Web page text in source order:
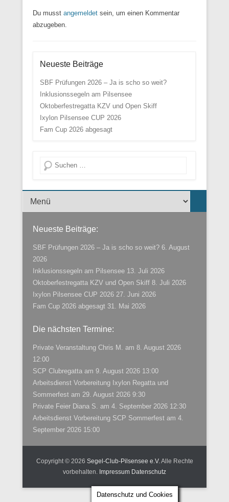
Du musst angemeldet sein, um einen Kommentar
abzugeben.
Neueste Beiträge
SBF Prüfungen 2026 – Ja is scho so weit?
Inklusionssegeln am Pilsensee
Oktoberfestregatta KZV und Open Skiff
Ixylon Pilsensee CUP 2026
Fam Cup 2026 abgesagt
Suche
Menü der Fußzeile
Neueste Beiträge:
SBF Prüfungen 2026 – Ja is scho so weit? 6. August
2026
Inklusionssegeln am Pilsensee 13. Juli 2026
Oktoberfestregatta KZV und Open Skiff 8. Juli 2026
Ixylon Pilsensee CUP 2026 27. Juni 2026
Fam Cup 2026 abgesagt 31. Mai 2026
Die nächsten Termine:
Private Veranstaltung Chris M.
am 8. August 2026
12:00
SCP Clubregatta am 9. August 2026 13:00
Arbeitsdienst Vorbereitung Ixylon Regatta und
Sommerfest am 29. August 2026 9:30
Private Feier Diana S. am 4. September 2026 12:30
Arbeitsdienst Vorbereitung SCP Sommerfest am 4.
September 2026 15:00
Copyright © 2026 Segel-Club-Pilsensee e.V.Alle Rechte
vorbehalten. Impressum Datenschutz
Datenschutz und Cookies